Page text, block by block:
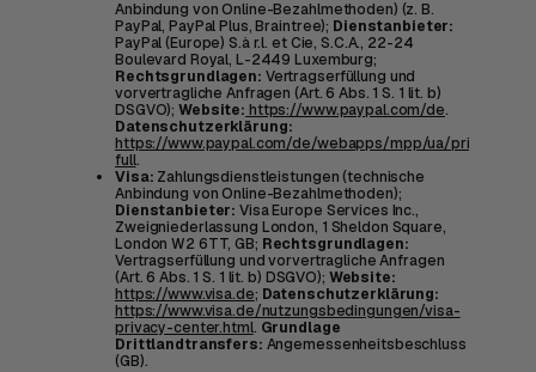
Anbindung von Online-Bezahlmethoden) (z. B.
PayPal, PayPal Plus, Braintree); Dienstanbieter:
PayPal (Europe) S.à r.l. et Cie, S.C.A., 22-24
Boulevard Royal, L-2449 Luxemburg;
Rechtsgrundlagen: Vertragserfüllung und
vorvertragliche Anfragen (Art. 6 Abs. 1 S. 1 lit. b)
DSGVO);Website: https://www.paypal.com/de.
Datenschutzerklärung:
https://www.paypal.com/de/webapps/mpp/ua/privacy-
full.
Visa: Zahlungsdienstleistungen (technische
Anbindung von Online-Bezahlmethoden);
Dienstanbieter: Visa Europe Services Inc.,
Zweigniederlassung London, 1 Sheldon Square,
London W2 6TT, GB; Rechtsgrundlagen:
Vertragserfüllung und vorvertragliche Anfragen
(Art. 6 Abs. 1 S. 1 lit. b) DSGVO); Website:
https://www.visa.de; Datenschutzerklärung:
https://www.visa.de/nutzungsbedingungen/visa-
privacy-center.html. Grundlage
Drittlandtransfers: Angemessenheitsbeschluss
(GB).